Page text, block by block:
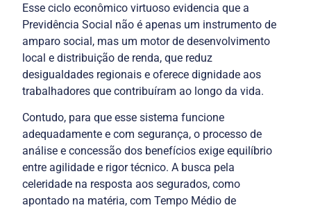
Esse ciclo econômico virtuoso evidencia que a
Previdência Social não é apenas um instrumento de
amparo social, mas um motor de desenvolvimento
local e distribuição de renda, que reduz
desigualdades regionais e oferece dignidade aos
Contudo, para que esse sistema funcione
adequadamente e com segurança, o processo de
análise e concessão dos benefícios exige equilíbrio
entre agilidade e rigor técnico. A busca pela
celeridade na resposta aos segurados, como
apontado na matéria, com Tempo Médio de